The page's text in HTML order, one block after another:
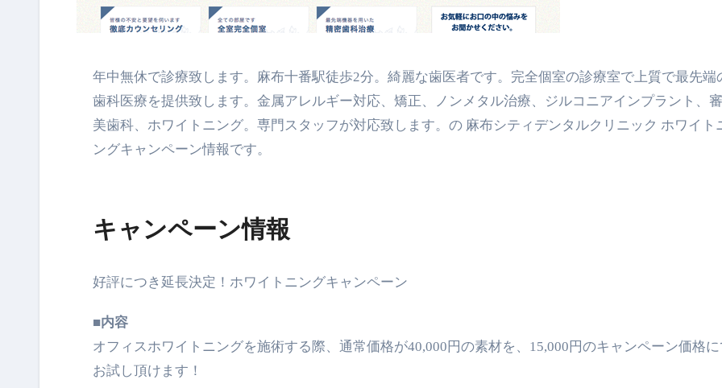
年中無休で診療致します。麻布十番駅徒歩2分。綺麗な歯医者です。完全個室の診療室で上質で最先端の
歯科医療を提供致します。金属アレルギー対応、矯正、ノンメタル治療、ジルコニアインプラント、
美歯科、ホワイトニング。専門スタッフが対応致します。の 麻布シティデンタルクリニック ホワイト
ングキャンペーン情報です。
キャンペーン情報
好評につき延長決定！ホワイトニングキャンペーン
■内容
オフィスホワイトニングを施術する際、通常価格が40,000円の素材を、15,000円のキャンペーン価格
お試し頂けます！